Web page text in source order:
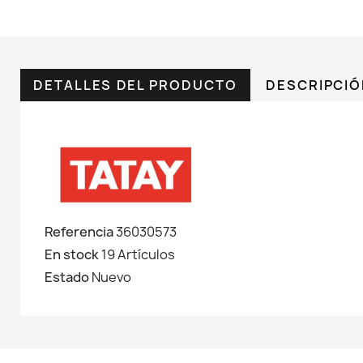
DETALLES DEL PRODUCTO
Referencia36030573
En stock19 Artículos
EstadoNuevo